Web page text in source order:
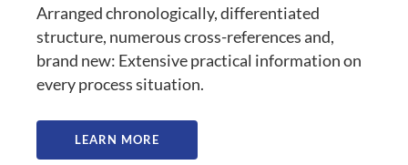
Arranged chronologically, differentiated
structure, numerous cross-references and,
brand new: Extensive practical information on
every process situation.
LEARN MORE